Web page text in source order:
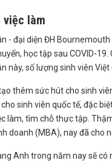
việc làm
- đại diện ĐH
học tập sau COVID-
này, số lượng sinh viên
thêm sức hút cho sinh
sinh viên quốc tế, đặc
làm, tìm chỗ thực tập.
doanh (MBA), nay đã cho
Anh trong năm nay sẽ